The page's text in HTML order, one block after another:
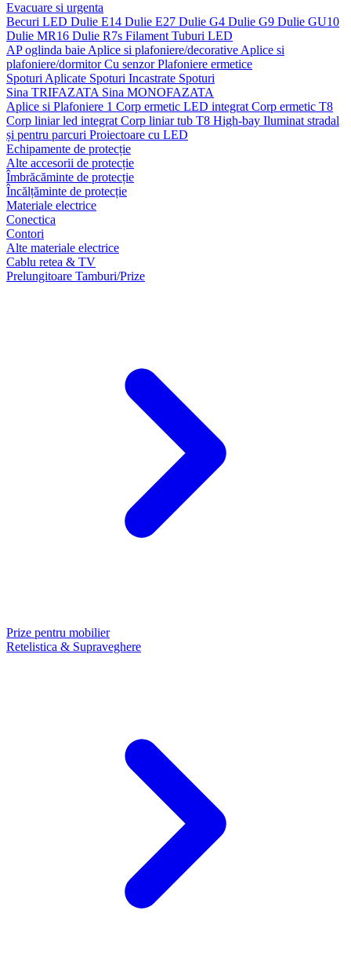
Evacuare si urgenta
Becuri LED Dulie E14 Dulie E27 Dulie G4 Dulie G9 Dulie GU10
Dulie MR16 Dulie R7s Filament Tuburi LED
AP oglinda baie Aplice si plafoniere/decorative Aplice si
plafoniere/dormitorCu senzorPlafoniere ermetice
Spoturi Aplicate Spoturi Incastrate Spoturi
Sina TRIFAZATA Sina MONOFAZATA
Aplice si Plafoniere 1 Corp ermetic LED integrat Corp ermetic T8
Corp liniar led integrat Corp liniar tub T8 High-bay Iluminat stradal
și pentru parcuri Proiectoare cu LED
Echipamente de protecție
Alte accesorii de protecție
Îmbrăcăminte de protecție
Încălțăminte de protecție
Materiale electrice
Conectica
Contori
Alte materiale electrice
Cablu retea & TV
Prelungitoare Tamburi/Prize
Prize pentru mobilier
Retelistica & Supraveghere